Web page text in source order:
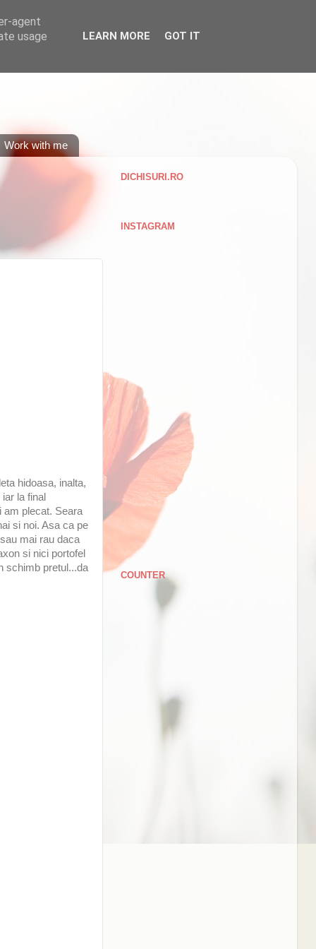
Work with me
hidoasa, inalta,
la final
am plecat. Seara
si noi. Asa ca pe
mai rau daca
si nici portofel
schimb pretul...da
DICHISURI.RO
INSTAGRAM
COUNTER
agent
usage
LEARN MORE GOT IT